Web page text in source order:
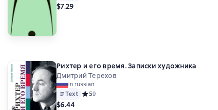
$7.29
Рихтер и его время. Записки художника
Дмитрий Терехов
in russian
Text Средний рейтинг 5 на основе 9 оценок
59
$6.44